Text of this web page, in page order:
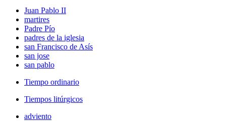
Juan Pablo II
martires
Padre Pío
padres de la iglesia
san Francisco de Asís
san jose
san pablo
Tiempo ordinario
Tiempos litúrgicos
adviento